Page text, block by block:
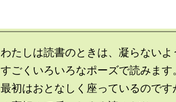
わたしは読書のときは、凝らないよ
すごくいろいろなポーズで読みます
最初はおとなしく座っているのです